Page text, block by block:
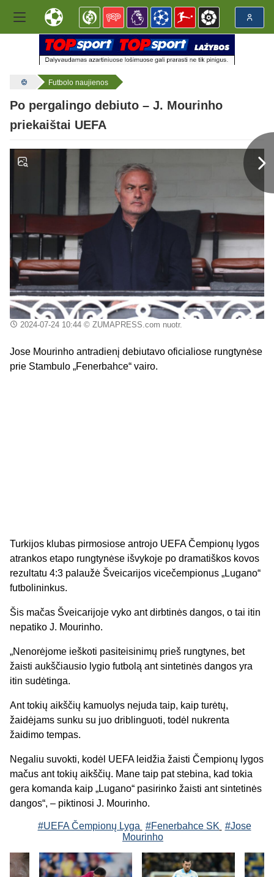
Futbolo naujienos
Po pergalingo debiuto – J. Mourinho
priekaištai UEFA
2024-07-24 10:44© ZUMAPRESS.com nuotr.
Jose Mourinho antradienį debiutavo oficialiose rungtynėse
prie Stambulo „Fenerbahce“ vairo.
Turkijos klubas pirmosiose antrojo UEFA Čempionų lygos
atrankos etapo rungtynėse išvykoje po dramatiškos kovos
rezultatu 4:3 palaužė Šveicarijos vicečempionus „Lugano“
futbolininkus.
Šis mačas Šveicarijoje vyko ant dirbtinės dangos, o tai itin
nepatiko J. Mourinho.
„Nenorėjome ieškoti pasiteisinimų prieš rungtynes, bet
žaisti aukščiausio lygio futbolą ant sintetinės dangos yra
itin sudėtinga.
Ant tokių aikščių kamuolys nejuda taip, kaip turėtų,
žaidėjams sunku su juo driblinguoti, todėl nukrenta
žaidimo tempas.
Negaliu suvokti, kodėl UEFA leidžia žaisti Čempionų lygos
mačus ant tokių aikščių. Mane taip pat stebina, kad tokia
gera komanda kaip „Lugano“ pasirinko žaisti ant sintetinės
dangos“, – piktinosi J. Mourinho.
#UEFA Čempionų Lyga #Fenerbahce SK #Jose
Mourinho